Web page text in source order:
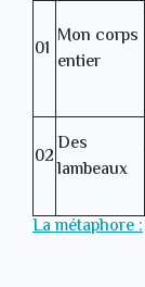
01 Mon corps
entier
02Des
lambeaux
La métaphore :